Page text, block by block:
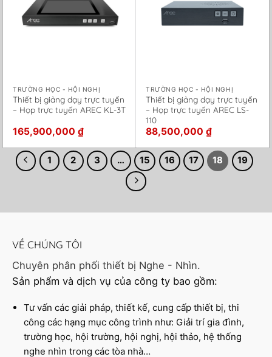
TRƯỜNG HỌC - HỘI NGHỊ
Thiết bị giảng dạy trực tuyến
– Họp trực tuyến AREC KL-3T
165,900,000₫
TRƯỜNG HỌC - HỘI NGHỊ
Thiết bị giảng dạy trực tuyến
– Họp trực tuyến AREC LS-
110
88,500,000₫
1 2 3 … 15 16 17 18 19
VỀ CHÚNG TÔI
Chuyên phân phối thiết bị Nghe - Nhìn.
Sản phẩm và dịch vụ của công ty bao gồm:
Tư vấn các giải pháp, thiết kế, cung cấp thiết bị, thi
công các hạng mục công trình như: Giải trí gia đình,
trường học, hội trường, hội nghị, hội thảo, hệ thống
nghe nhìn trong các tòa nhà…